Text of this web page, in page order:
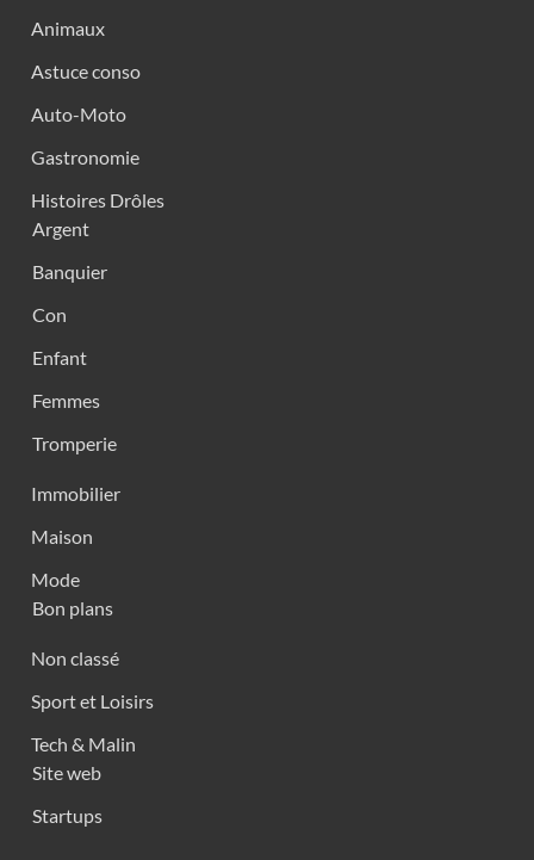
Animaux
Astuce conso
Auto-Moto
Gastronomie
Histoires Drôles
Argent
Banquier
Con
Enfant
Femmes
Tromperie
Immobilier
Maison
Mode
Bon plans
Non classé
Sport et Loisirs
Tech & Malin
Site web
Startups